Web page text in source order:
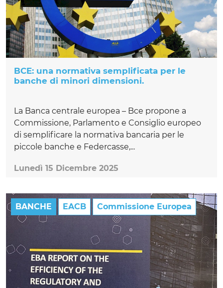
BCE: una normativa semplificata per le
banche di minori dimensioni.
La Banca centrale europea – Bce propone a
Commissione, Parlamento e Consiglio europeo
di semplificare la normativa bancaria per le
piccole banche e Federcasse,...
Lunedì 15 Dicembre 2025
BANCHE EACB Commissione Europea